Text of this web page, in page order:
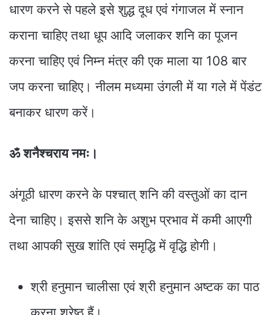
धारण करने से पहले इसे शुद्ध दूध एवं गंगाजल में स्नान
कराना चाहिए तथा धूप आदि जलाकर शनि का पूजन
करना चाहिए एवं निम्न मंत्र की एक माला या 108 बार
जप करना चाहिए। नीलम मध्यमा उंगली में या गले में पेंडंट
बनाकर धारण करें।
ॐ शनैश्चराय नमः।
अंगूठी धारण करने के पश्चात् शनि की वस्तुओं का दान
देना चाहिए। इससे शनि के अशुभ प्रभाव में कमी आएगी
तथा आपकी सुख शांति एवं समृद्धि में वृद्धि होगी।
श्री हनुमान चालीसा एवं श्री हनुमान अष्टक का पाठ